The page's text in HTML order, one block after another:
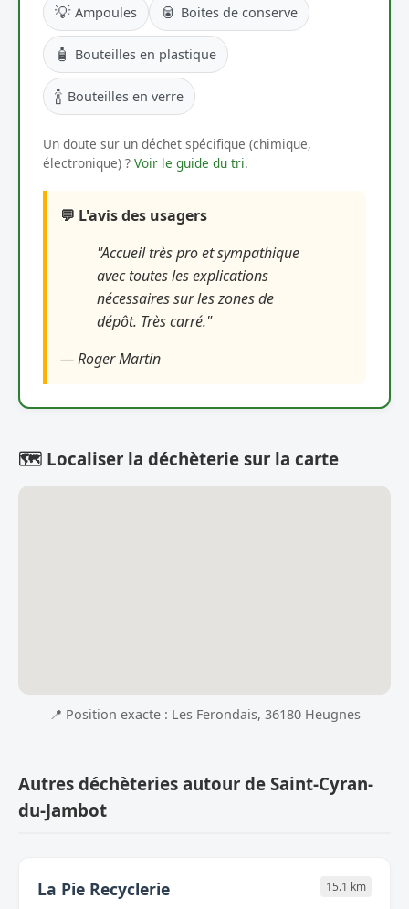
💡 Ampoules 🥫 Boites de conserve
🧴 Bouteilles en plastique
🍾 Bouteilles en verre
Un doute sur un déchet spécifique (chimique,
électronique) ? Voir le guide du tri.
💬 L'avis des usagers
"Accueil très pro et sympathique
avec toutes les explications
nécessaires sur les zones de
dépôt. Très carré."
— Roger Martin
🗺️ Localiser la déchèterie sur la carte
📍 Position exacte : Les Ferondais, 36180 Heugnes
Autres déchèteries autour de Saint-Cyran-
du-Jambot
La Pie Recyclerie 15.1 km